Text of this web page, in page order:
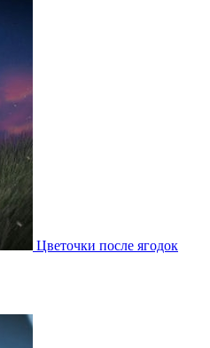
Цветочки после ягодок